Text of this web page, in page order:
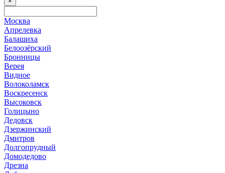
Москва
Апрелевка
Балашиха
Белоозёрский
Бронницы
Верея
Видное
Волоколамск
Воскресенск
Высоковск
Голицыно
Дедовск
Дзержинский
Дмитров
Долгопрудный
Домодедово
Дрезна